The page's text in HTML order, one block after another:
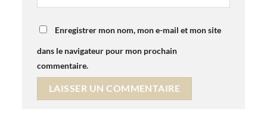
Enregistrer mon nom, mon e-mail et mon site
dans le navigateur pour mon prochain
commentaire.